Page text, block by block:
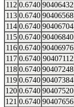
112 0.6740 90406432
113 0.6740 90406568
114 0.6740 90406704
115 0.6740 90406840
116 0.6740 90406976
117 0.6740 90407112
118 0.6740 90407248
119 0.6740 90407384
120 0.6740 90407520
121 0.6740 90407656